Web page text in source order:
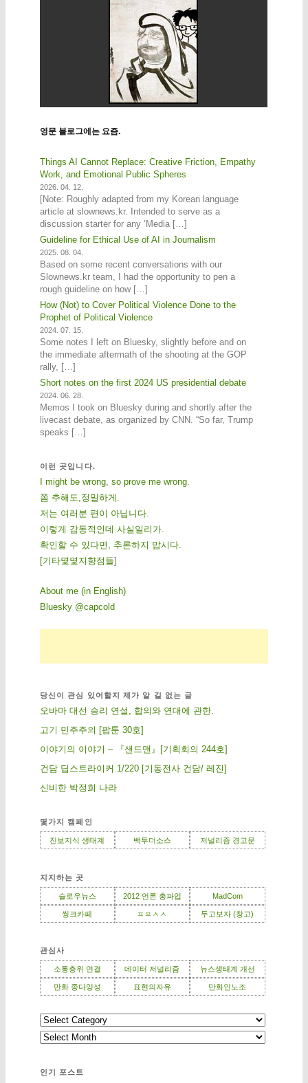
영문 블로그에는 요즘.
Things AI Cannot Replace: Creative Friction, Empathy
Work, and Emotional Public Spheres
2026. 04. 12.
[Note: Roughly adapted from my Korean language
article at slownews.kr. Intended to serve as a
discussion starter for any ‘Media […]
Guideline for Ethical Use of AI in Journalism
2025. 08. 04.
Based on some recent conversations with our
Slownews.kr team, I had the opportunity to pen a
rough guideline on how […]
How (Not) to Cover Political Violence Done to the
Prophet of Political Violence
2024. 07. 15.
Some notes I left on Bluesky, slightly before and on
the immediate aftermath of the shooting at the GOP
rally, […]
Short notes on the first 2024 US presidential debate
2024. 06. 28.
Memos I took on Bluesky during and shortly after the
livecast debate, as organized by CNN. “So far, Trump
speaks […]
이런 곳입니다.
I might be wrong, so prove me wrong.
쫌 추해도,정밀하게.
저는 여러분 편이 아닙니다.
이렇게 감동적인데 사실일리가.
확인할 수 있다면, 추론하지 맙시다.
[기 타몇 몇 지 향점 들]
About me (in English)
Bluesky @capcold
당신이 관심 있어할지 제가 알 길 없는 글
오바마 대선 승리 연설, 합의와 연대에 관한.
고기 민주주의 [팝툰 30호]
이야기의 이야기 – 『샌드맨』[기획회의 244호]
건담 딥스트라이커 1/220 [기동전사 건담/ 레진]
신비한 박정희 나라
몇가지 캠페인
진보지식 생태계 백투더소스 저널리즘 경고문
지지하는 곳
슬로우뉴스 2012 언론 총파업 MadCom
씽크카페 ㅍㅍㅅㅅ 두고보자 (창고)
관심사
소통층위 연결 데이터 저널리즘 뉴스생태계 개선
만화 종다양성 표현의자유 만화인노조
인기 포스트